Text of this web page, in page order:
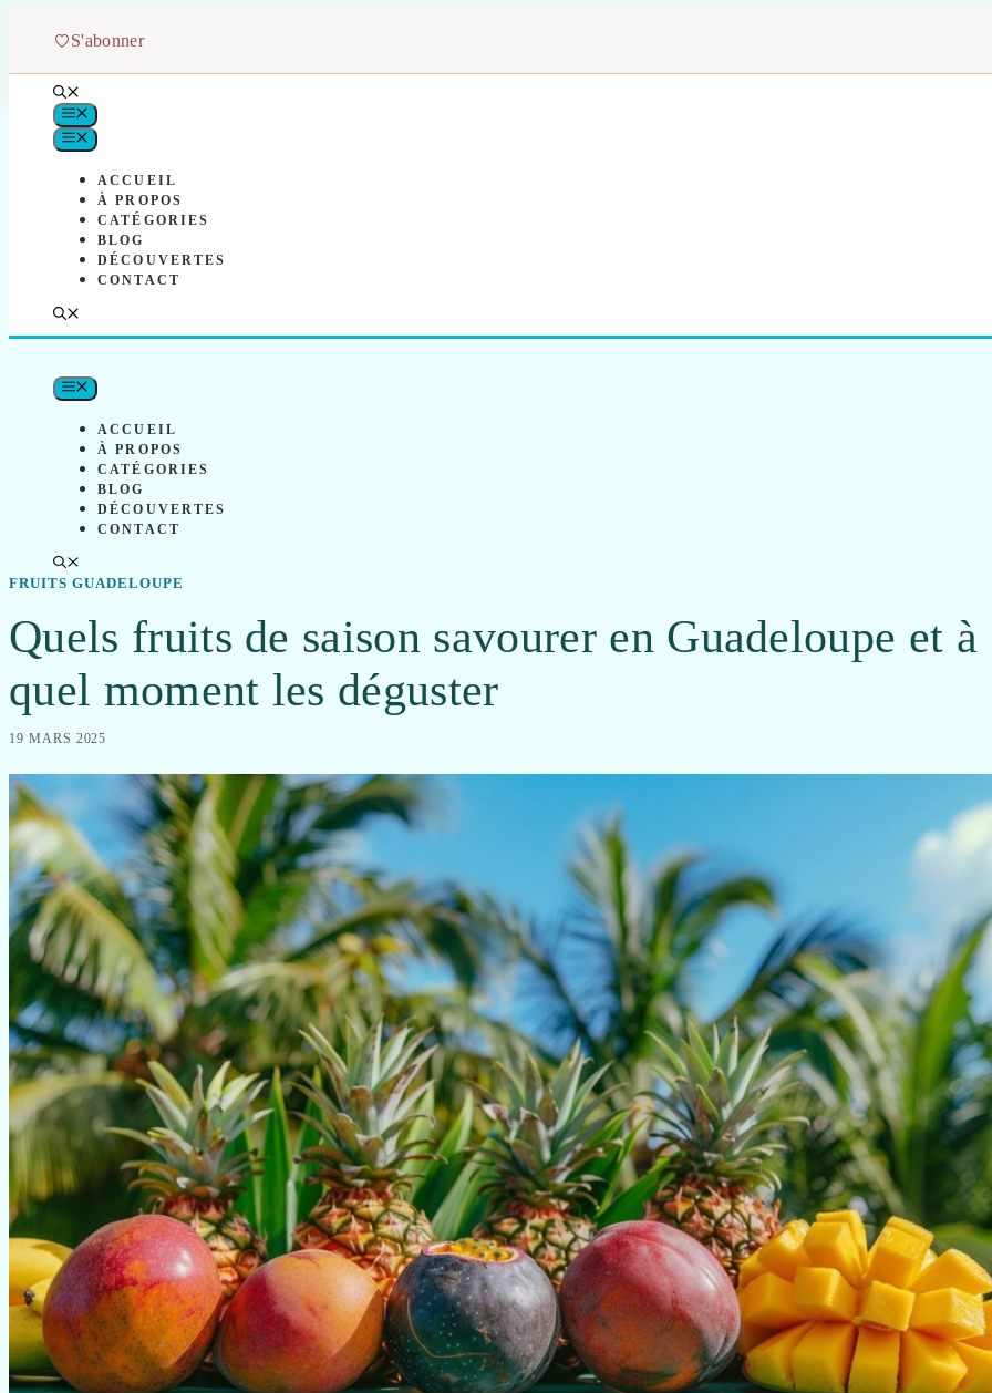
S'abonner
MENU
MENU
ACCUEIL
À PROPOS
CATÉGORIES
BLOG
DÉCOUVERTES
CONTACT
MENU
ACCUEIL
À PROPOS
CATÉGORIES
BLOG
DÉCOUVERTES
CONTACT
FRUITS GUADELOUPE
Quels fruits de saison savourer en Guadeloupe et à
quel moment les déguster
19 MARS 2025